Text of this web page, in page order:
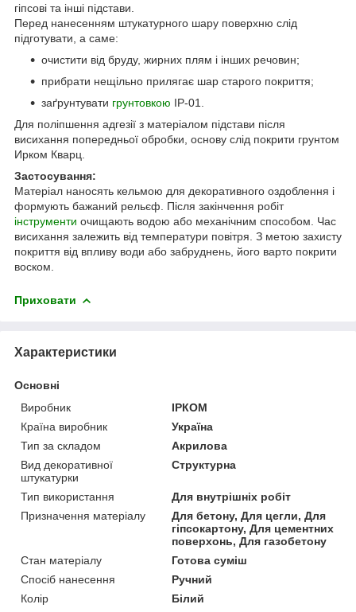
гіпсові та інші підстави.
Перед нанесенням штукатурного шару поверхню слід
підготувати, а саме:
очистити від бруду, жирних плям і інших речовин;
прибрати нещільно прилягає шар старого покриття;
заґрунтувати грунтовкою ІР-01.
Для поліпшення адгезії з матеріалом підстави після
висихання попередньої обробки, основу слід покрити грунтом
Ирком Кварц.
Застосування:
Матеріал наносять кельмою для декоративного оздоблення і
формують бажаний рельєф. Після закінчення робіт
інструменти очищають водою або механічним способом. Час
висихання залежить від температури повітря. З метою захисту
покриття від впливу води або забруднень, його варто покрити
воском.
Приховати
Характеристики
Основні
Виробник
ІРКОМ
Країна виробник
Україна
Тип за складом
Акрилова
Вид декоративної
штукатурки
Структурна
Тип використання
Для внутрішніх робіт
Призначення матеріалу
Для бетону, Для цегли, Для
гіпсокартону, Для цементних
поверхонь, Для газобетону
Стан матеріалу
Готова суміш
Спосіб нанесення
Ручний
Колір
Білий